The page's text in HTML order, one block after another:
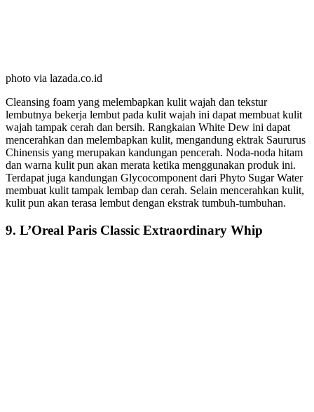
photo via lazada.co.id
Cleansing foam yang melembapkan kulit wajah dan tekstur
lembutnya bekerja lembut pada kulit wajah ini dapat membuat kulit
wajah tampak cerah dan bersih. Rangkaian White Dew ini dapat
mencerahkan dan melembapkan kulit, mengandung ektrak Saururus
Chinensis yang merupakan kandungan pencerah. Noda-noda hitam
dan warna kulit pun akan merata ketika menggunakan produk ini.
Terdapat juga kandungan Glycocomponent dari Phyto Sugar Water
membuat kulit tampak lembap dan cerah. Selain mencerahkan kulit,
kulit pun akan terasa lembut dengan ekstrak tumbuh-tumbuhan.
9. L’Oreal Paris Classic Extraordinary Whip